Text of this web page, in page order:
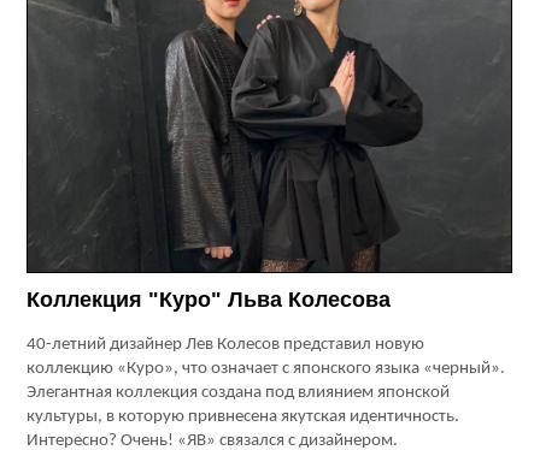
Коллекция "Куро" Льва Колесова
40-летний дизайнер Лев Колесов представил новую
коллекцию «Куро», что означает с японского языка «черный».
Элегантная коллекция создана под влиянием японской
культуры, в которую привнесена якутская идентичность.
Интересно? Очень! «ЯВ» связался с дизайнером.